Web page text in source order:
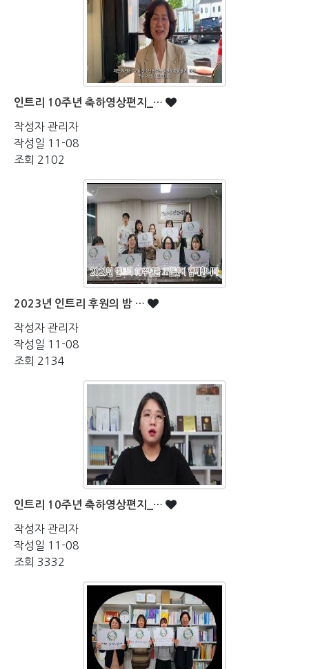
인트리 10주년 축하영상편지_…
작성자 관리자
작성일 11-08
조회 2102
2023년 인트리 후원의 밤 …
작성자 관리자
작성일 11-08
조회 2134
인트리 10주년 축하영상편지_…
작성자 관리자
작성일 11-08
조회 3332